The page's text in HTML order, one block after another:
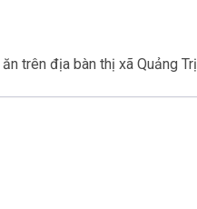
trên địa bàn thị xã Quảng Trị